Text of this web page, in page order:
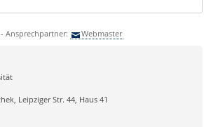
Ansprechpartner: Webmaster
Leipziger Str. 44, Haus 41